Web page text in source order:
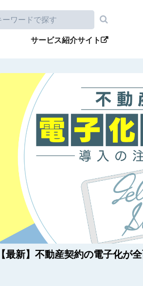
サービス紹介サイト
【最新】不動産契約の電子化が